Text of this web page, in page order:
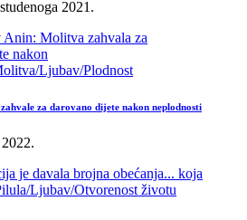
2021.
za darovano dijete nakon neplodnosti